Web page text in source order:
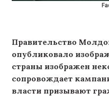
Правительство
опубликовало
страны изображен
сопровождает
власти призывают